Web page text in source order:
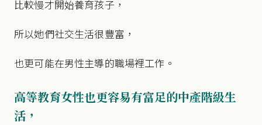
比較慢才開始養育孩子，
所以她們社交生活很豐富，
也更可能在男性主導的職場裡工作。
高等教育女性也更容易有富足的中產階級生
活，